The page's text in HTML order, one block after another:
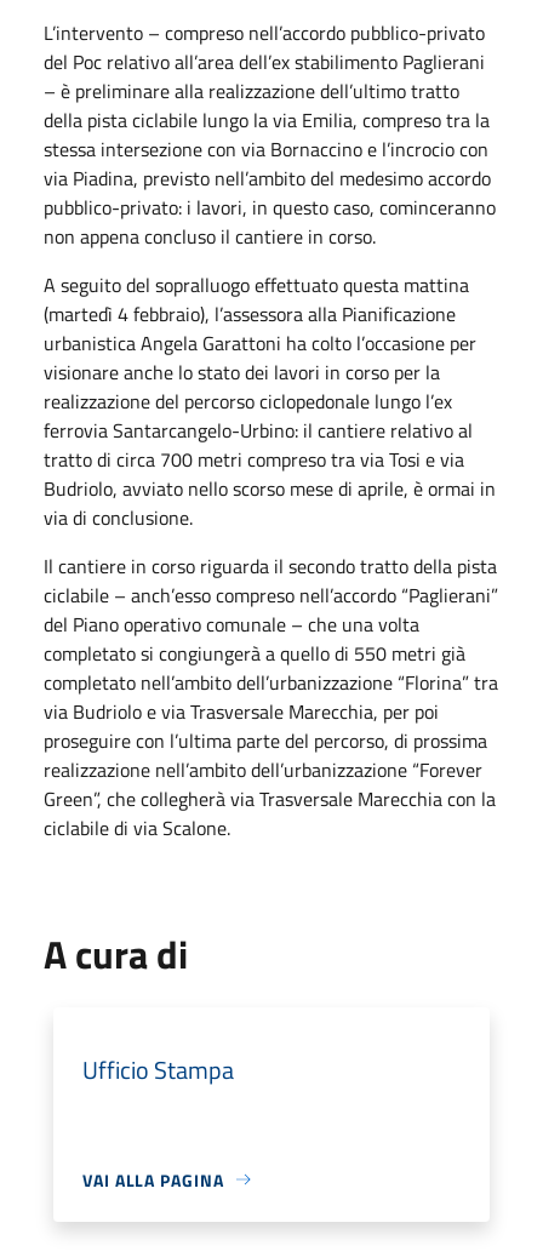
L’intervento – compreso nell’accordo pubblico-privato
del Poc relativo all’area dell’ex stabilimento Paglierani
– è preliminare alla realizzazione dell’ultimo tratto
della pista ciclabile lungo la via Emilia, compreso tra la
stessa intersezione con via Bornaccino e l’incrocio con
via Piadina, previsto nell’ambito del medesimo accordo
pubblico-privato: i lavori, in questo caso, cominceranno
non appena concluso il cantiere in corso.
A seguito del sopralluogo effettuato questa mattina
(martedì 4 febbraio), l’assessora alla Pianificazione
urbanistica Angela Garattoni ha colto l’occasione per
visionare anche lo stato dei lavori in corso per la
realizzazione del percorso ciclopedonale lungo l’ex
ferrovia Santarcangelo-Urbino: il cantiere relativo al
tratto di circa 700 metri compreso tra via Tosi e via
Budriolo, avviato nello scorso mese di aprile, è ormai in
via di conclusione.
Il cantiere in corso riguarda il secondo tratto della pista
ciclabile – anch’esso compreso nell’accordo “Paglierani”
del Piano operativo comunale – che una volta
completato si congiungerà a quello di 550 metri già
completato nell’ambito dell’urbanizzazione “Florina” tra
via Budriolo e via Trasversale Marecchia, per poi
proseguire con l’ultima parte del percorso, di prossima
realizzazione nell’ambito dell’urbanizzazione “Forever
Green”, che collegherà via Trasversale Marecchia con la
ciclabile di via Scalone.
A cura di
Ufficio Stampa
VAI ALLA PAGINA